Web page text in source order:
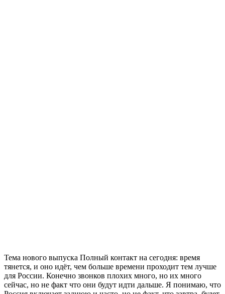
Тема нового выпуска Полный контакт на сегодня: время
тянется, и оно идёт, чем больше времени проходит тем лучше
для России. Конечно звонков плохих много, но их много
сейчас, но не факт что они будут идти дальше. Я понимаю, что